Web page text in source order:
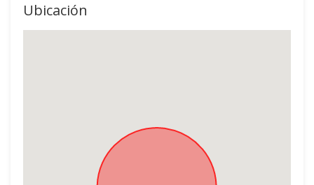
Ubicación